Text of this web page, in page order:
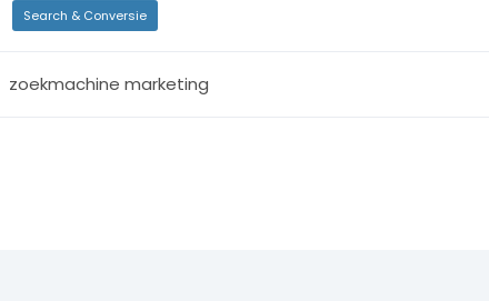
Search & Conversie
zoekmachine marketing